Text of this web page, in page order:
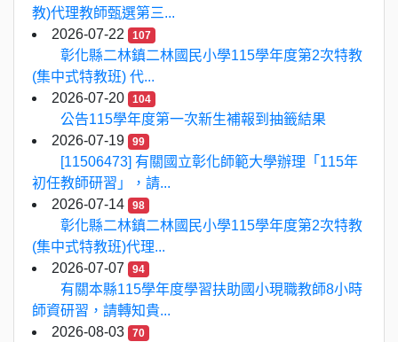
教)代理教師甄選第三...
2026-07-22
107
彰化縣二林鎮二林國民小學115學年度第2次特教
(集中式特教班) 代...
2026-07-20
104
公告115學年度第一次新生補報到抽籤結果
2026-07-19
99
[11506473] 有關國立彰化師範大學辦理「115年
初任教師研習」，請...
2026-07-14
98
彰化縣二林鎮二林國民小學115學年度第2次特教
(集中式特教班)代理...
2026-07-07
94
有關本縣115學年度學習扶助國小現職教師8小時
師資研習，請轉知貴...
2026-08-03
70